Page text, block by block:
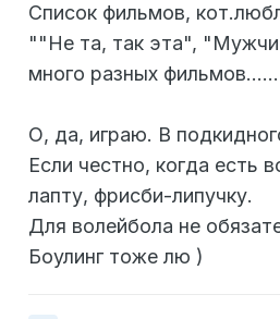
Список фильмов,
""Не та, так эта",
много разных фильмов......
О, да, играю. В
Если честно, когда есть
лапту, фрисби-липучку.
Для волейбола не
Боулинг тоже лю )